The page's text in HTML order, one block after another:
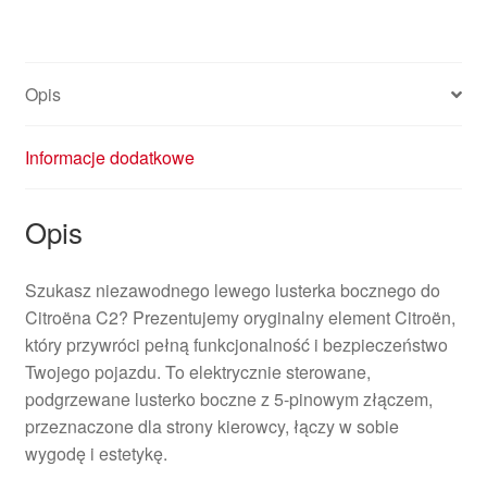
Opis
Informacje dodatkowe
Opis
Szukasz niezawodnego lewego lusterka bocznego do
Citroëna C2? Prezentujemy oryginalny element Citroën,
który przywróci pełną funkcjonalność i bezpieczeństwo
Twojego pojazdu. To elektrycznie sterowane,
podgrzewane lusterko boczne z 5-pinowym złączem,
przeznaczone dla strony kierowcy, łączy w sobie
wygodę i estetykę.